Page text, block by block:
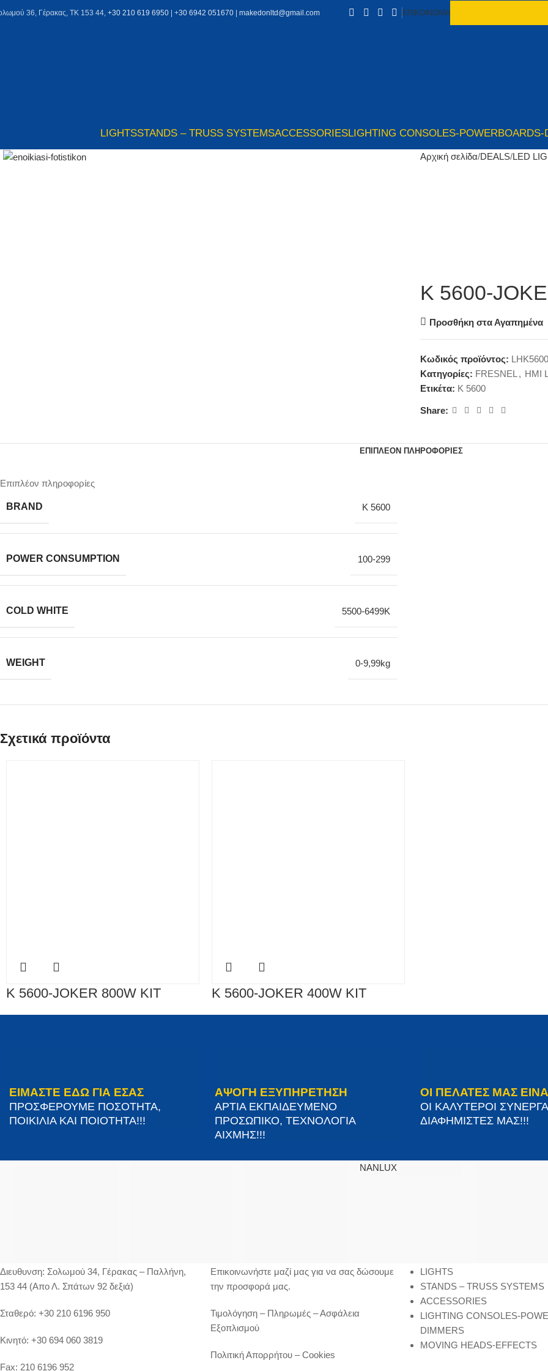
36, Γέρακας, ΤΚ 153 44, +30 210 619 6950 | +30 6942 051670 makedonltd@gmail.com ΕΠΙΚΟΙΝΩΝΙΑ
LIGHTSSTANDS – TRUSS SYSTEMSACCESSORIESLIGHTING CONSOLES-POWERBOARDS-
Αρχική σελίδα DEALS LED
K 5600-
Προσθήκη στα Αγαπημένα
Κωδικός προϊόντος:
Κατηγορίες: FRESNEL , HMI
Ετικέτα: K 5600
Share:
ΕΠΙΠΛΈΟΝ ΠΛΗΡΟΦΟΡΊΕΣ
Επιπλέον πληροφορίες
BRAND K 5600
POWER CONSUMPTION 100-299
COLD WHITE 5500-6499K
WEIGHT 0-9,99kg
Σχετικά προϊόντα
K 5600-JOKER 800W KIT K 5600-JOKER 400W KIT
ΕΙΜΑΣΤΕ ΕΔΩ ΓΙΑ ΕΣΑΣ
ΠΡΟΣΦΕΡΟΥΜΕ ΠΟΣΟΤΗΤΑ,
ΠΟΙΚΙΛΙΑ ΚΑΙ ΠΟΙΟΤΗΤΑ!!!
ΑΨΟΓΗ ΕΞΥΠΗΡΕΤΗΣΗ
ΑΡΤΙΑ ΕΚΠΑΙΔΕΥΜΕΝΟ
ΠΡΟΣΩΠΙΚΟ, ΤΕΧΝΟΛΟΓΙΑ
ΑΙΧΜΗΣ!!!
ΟΙ ΠΕΛΑΤΕΣ ΜΑΣ
ΟΙ ΚΑΛΥΤΕΡΟΙ
ΔΙΑΦΗΜΙΣΤΕΣ ΜΑΣ!!!
NANLUX
Διευθυνση: Σολωμού 34, Γέρακας – Παλλήνη,
153 44 (Απο Λ. Σπάτων 92 δεξιά)
Σταθερό: +30 210 6196 950
Κινητό: +30 694 060 3819
Fax: 210 6196 952
Επικοινωνήστε μαζί μας για να σας δώσουμε
την προσφορά μας.
Τιμολόγηση – Πληρωμές – Ασφάλεια
Εξοπλισμού
Πολιτική Απορρήτου – Cookies
LIGHTS
STANDS – TRUSS SYSTEMS
ACCESSORIES
LIGHTING CONSOLES-
DIMMERS
MOVING HEADS-EFFECTS